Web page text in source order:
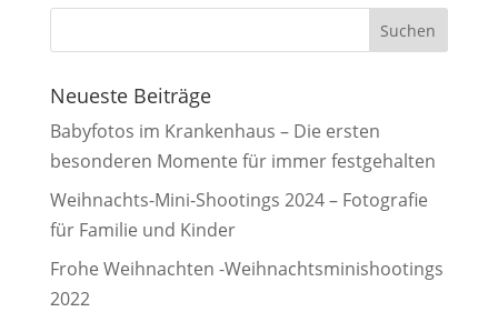
Neueste Beiträge
Babyfotos im Krankenhaus – Die ersten
besonderen Momente für immer festgehalten
Weihnachts-Mini-Shootings 2024 – Fotografie
für Familie und Kinder
Frohe Weihnachten -Weihnachtsminishootings
2022